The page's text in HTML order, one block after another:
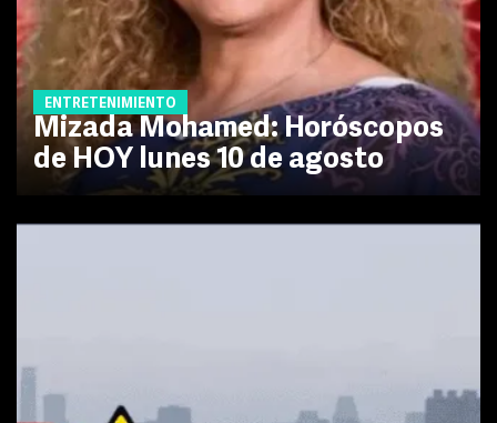
ENTRETENIMIENTO
Mizada Mohamed: Horóscopos
de HOY lunes 10 de agosto